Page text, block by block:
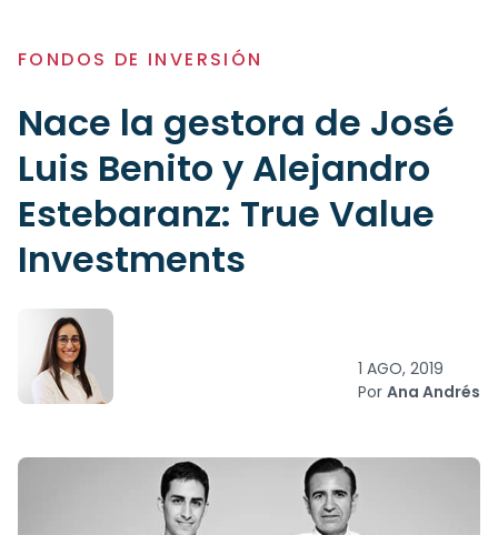
FONDOS DE INVERSIÓN
Nace la gestora de José
Luis Benito y Alejandro
Estebaranz: True Value
Investments
1 AGO, 2019
Por Ana Andrés